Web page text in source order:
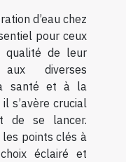
d’eau chez
pour ceux
qualité de leur
diverses
santé et à la
s’avère crucial
de se lancer.
points clés à
éclairé et